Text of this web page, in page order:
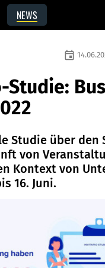
NEWS
event
Studie über den
von
Kontext von
16. Juni.